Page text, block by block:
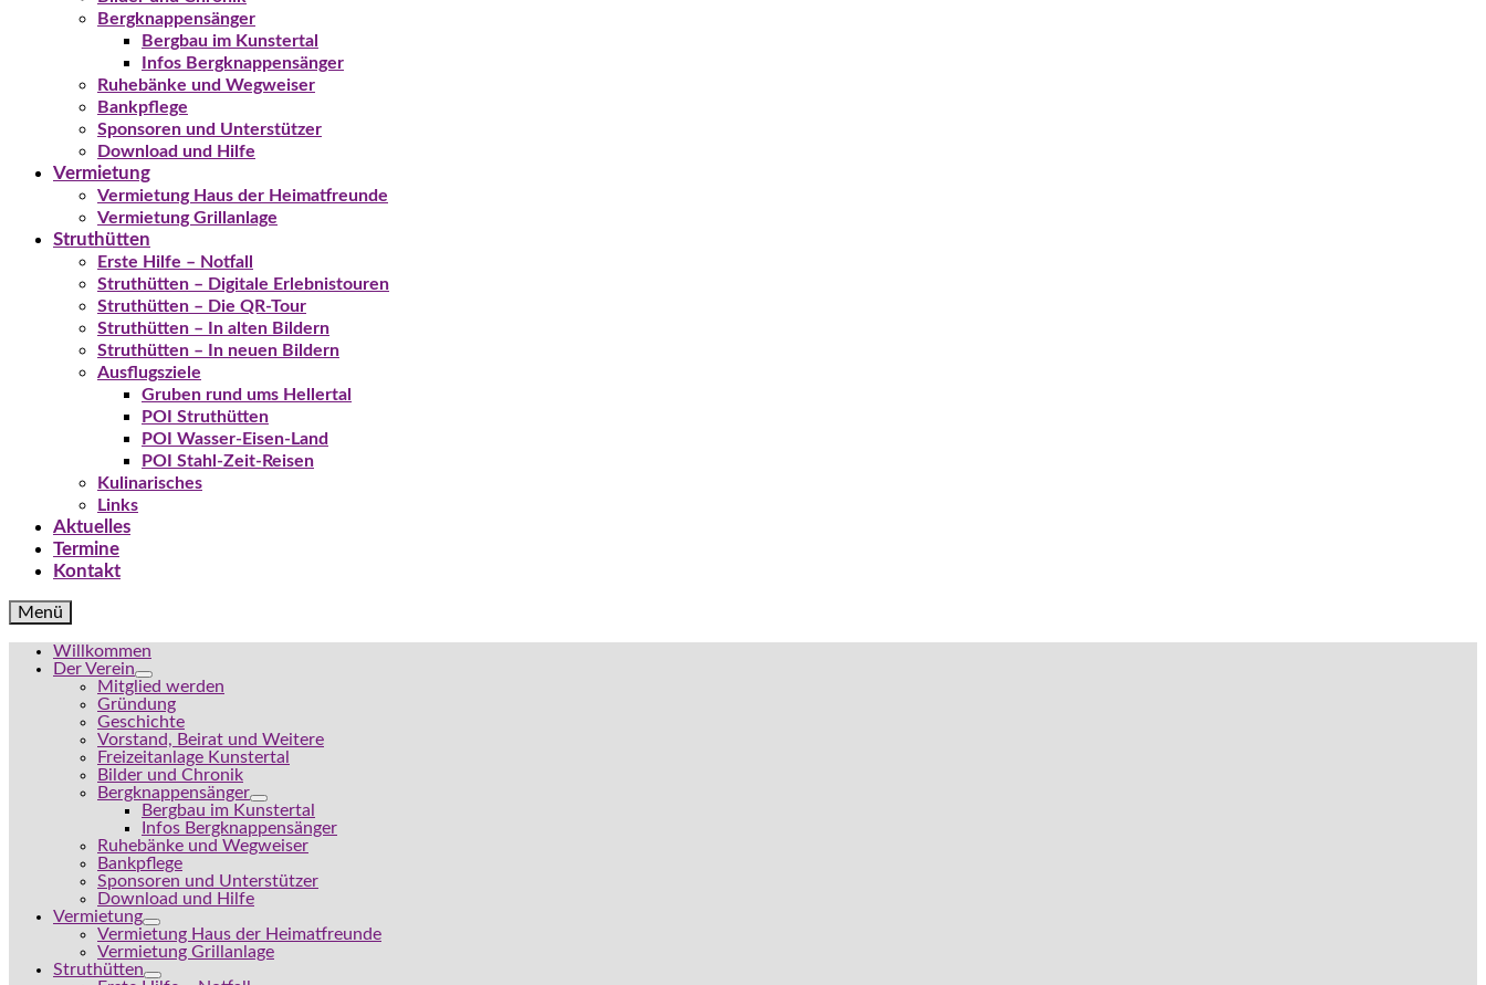
Bergknappensänger
Bergbau im Kunstertal
Infos Bergknappensänger
Ruhebänke und Wegweiser
Bankpflege
Sponsoren und Unterstützer
Download und Hilfe
Vermietung
Vermietung Haus der Heimatfreunde
Vermietung Grillanlage
Struthütten
Erste Hilfe – Notfall
Struthütten – Digitale Erlebnistouren
Struthütten – Die QR-Tour
Struthütten – In alten Bildern
Struthütten – In neuen Bildern
Ausflugsziele
Gruben rund ums Hellertal
POI Struthütten
POI Wasser-Eisen-Land
POI Stahl-Zeit-Reisen
Kulinarisches
Links
Aktuelles
Termine
Kontakt
Menü
Willkommen
Der Verein
Mitglied werden
Gründung
Geschichte
Vorstand, Beirat und Weitere
Freizeitanlage Kunstertal
Bilder und Chronik
Bergknappensänger
Bergbau im Kunstertal
Infos Bergknappensänger
Ruhebänke und Wegweiser
Bankpflege
Sponsoren und Unterstützer
Download und Hilfe
Vermietung
Vermietung Haus der Heimatfreunde
Vermietung Grillanlage
Struthütten